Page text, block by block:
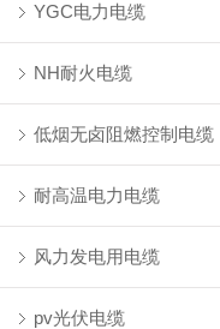
YGC电力电缆
NH耐火电缆
低烟无卤阻燃控制电缆
耐高温电力电缆
风力发电用电缆
pv光伏电缆